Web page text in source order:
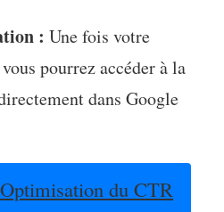
: Une fois votre
pourrez accéder à la
dans Google
du CTR